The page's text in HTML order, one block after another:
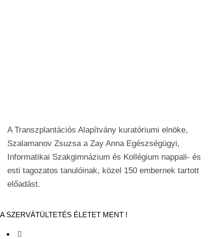
A Transzplantációs Alapítvány kuratóriumi elnöke,
Szalamanov Zsuzsa a Zay Anna Egészségügyi,
Informatikai Szakgimnázium és Kollégium nappali- és
esti tagozatos tanulóinak, közel 150 embernek tartott
előadást.
A SZERVÁTÜLTETÉS ÉLETET MENT !